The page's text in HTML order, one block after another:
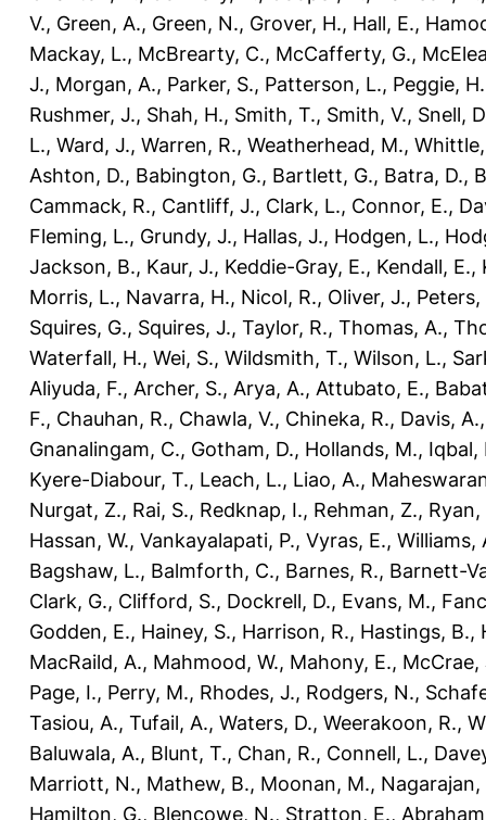
V., Green, A., Green, N., Grover, H., Hall, E.,
Mackay, L., McBrearty, C., McCafferty, G.,
J., Morgan, A., Parker, S., Patterson, L., Peggie, H.
Rushmer, J., Shah, H., Smith, T., Smith, V., Snell,
L., Ward, J., Warren, R., Weatherhead, M.,
Ashton, D., Babington, G., Bartlett, G., Batra, D.,
Cammack, R., Cantliff, J., Clark, L., Connor, E.,
Fleming, L., Grundy, J., Hallas, J., Hodgen, L.,
Jackson, B., Kaur, J., Keddie-Gray, E., Kendall, E.,
Morris, L., Navarra, H., Nicol, R., Oliver, J., Peters,
Squires, G., Squires, J., Taylor, R., Thomas, A.,
Waterfall, H., Wei, S., Wildsmith, T., Wilson, L.,
Aliyuda, F., Archer, S., Arya, A., Attubato, E.,
F., Chauhan, R., Chawla, V., Chineka, R., Davis, A.
Gnanalingam, C., Gotham, D., Hollands, M., Iqbal,
Kyere-Diabour, T., Leach, L., Liao, A.,
Nurgat, Z., Rai, S., Redknap, I., Rehman, Z., Ryan,
Hassan, W., Vankayalapati, P., Vyras, E., Williams,
Bagshaw, L., Balmforth, C., Barnes, R., Barnett-
Clark, G., Clifford, S., Dockrell, D., Evans, M.,
Godden, E., Hainey, S., Harrison, R., Hastings, B.,
MacRaild, A., Mahmood, W., Mahony, E., McCrae,
Page, I., Perry, M., Rhodes, J., Rodgers, N.,
Tasiou, A., Tufail, A., Waters, D., Weerakoon, R.,
Baluwala, A., Blunt, T., Chan, R., Connell, L.,
Marriott, N., Mathew, B., Moonan, M., Nagarajan,
Hamilton, G., Blencowe, N., Stratton, E.,